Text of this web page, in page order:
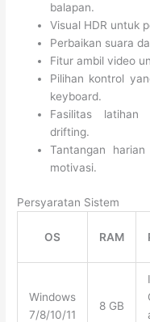
balapan.
Visual HDR untuk
Perbaikan suara
Fitur ambil video
Pilihan kontrol
keyboard.
Fasilitas latihan
drifting.
Tantangan
motivasi.
Persyaratan Sistem
OS RAM
Windows
7/8/10/11
8 GB